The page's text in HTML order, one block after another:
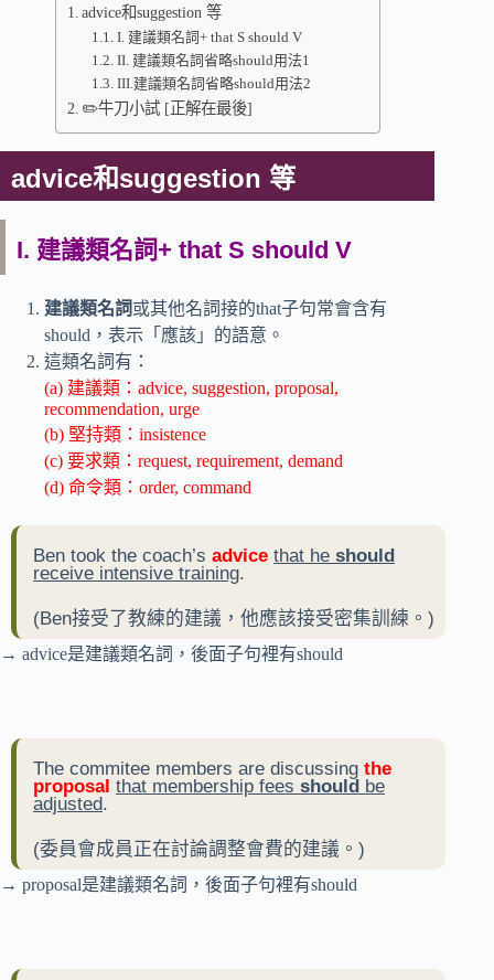
advice和suggestion 等
I. 建議類名詞+ that S should V
II. 建議類名詞省略should用法1
III.建議類名詞省略should用法2
✏️牛刀小試 [正解在最後]
advice和suggestion 等
I. 建議類名詞+ that S should V
建議類名詞或其他名詞接的that子句常會含有
should，表示「應該」的語意。
這類名詞有：
(a) 建議類：advice, suggestion, proposal,
recommendation, urge
(b) 堅持類：insistence
(c) 要求類：request, requirement, demand
(d) 命令類：order, command
Ben took the coach’s advice that he should
receive intensive training.
(Ben接受了教練的建議，他應該接受密集訓練。)
→ advice是建議類名詞，後面子句裡有should
The commitee members are discussing the
proposal that membership fees should be
adjusted.
(委員會成員正在討論調整會費的建議。)
→ proposal是建議類名詞，後面子句裡有should